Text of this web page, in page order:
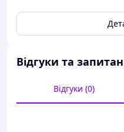
Кузові запчастини
показники якості,
також висока якість
номера запчастини
точно підібрати для вас
Кузові запчастини ви
нашому інтернет-
Відгуки та
Відгуки (0)